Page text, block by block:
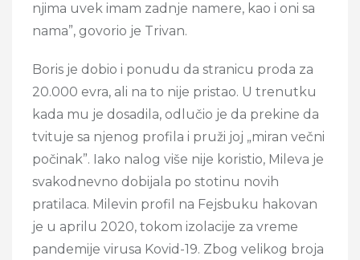
njima uvek imam zadnje namere, kao i oni sa
nama”, govorio je Trivan.
Boris je dobio i ponudu da stranicu proda za
20.000 evra, ali na to nije pristao. U trenutku
kada mu je dosadila, odlučio je da prekine da
tvituje sa njenog profila i pruži joj „miran večni
počinak”. Iako nalog više nije koristio, Mileva je
svakodnevno dobijala po stotinu novih
pratilaca. Milevin profil na Fejsbuku hakovan
je u aprilu 2020, tokom izolacije za vreme
pandemije virusa Kovid-19. Zbog velikog broja